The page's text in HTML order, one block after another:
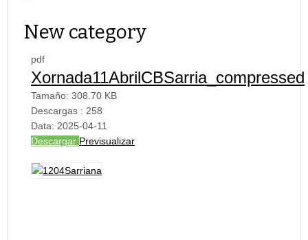
New category
pdf
Xornada11AbrilCBSarria_compressed
Tamaño: 308.70 KB
Descargas : 258
Data: 2025-04-11
Descargar Previsualizar